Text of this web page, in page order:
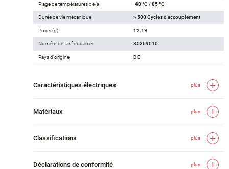
Plage de températures de/à -40 °C / 85 °C
Durée de vie mécanique > 500 Cycles d'accouplement
Poids (g) 12.19
Numéro de tarif douanier 85369010
Pays d'origine DE
Caractéristiques électriques plus
Matériaux plus
Classifications plus
Déclarations de conformité plus